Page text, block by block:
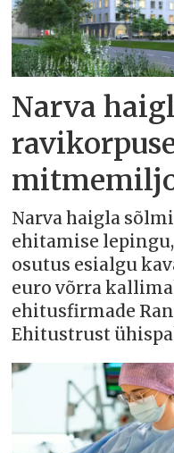
Narva
Narva haigla
ehitamise
osutus esialgu
euro võrra
ehitusfirmade
Ehitustrust